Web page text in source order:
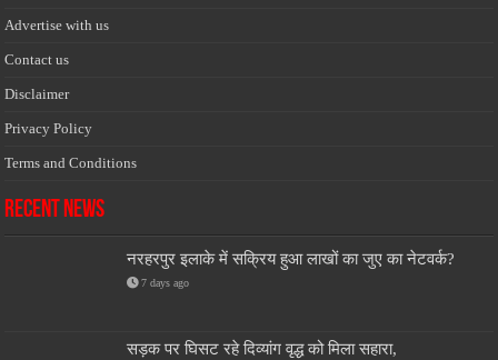
Advertise with us
Contact us
Disclaimer
Privacy Policy
Terms and Conditions
Recent News
नरहरपुर इलाके में सक्रिय हुआ लाखों का जुए का नेटवर्क?
7 days ago
सड़क पर घिसट रहे दिव्यांग वृद्ध को मिला सहारा,